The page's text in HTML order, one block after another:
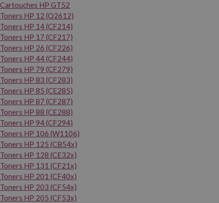
Cartouches HP GT52
Toners HP 12 (Q2612)
Toners HP 14 (CF214)
Toners HP 17 (CF217)
Toners HP 26 (CF226)
Toners HP 44 (CF244)
Toners HP 79 (CF279)
Toners HP 83 (CF283)
Toners HP 85 (CE285)
Toners HP 87 (CF287)
Toners HP 88 (CE288)
Toners HP 94 (CF294)
Toners HP 106 (W1106)
Toners HP 125 (CB54x)
Toners HP 128 (CE32x)
Toners HP 131 (CF21x)
Toners HP 201 (CF40x)
Toners HP 203 (CF54x)
Toners HP 205 (CF53x)